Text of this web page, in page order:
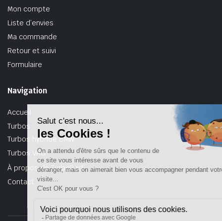
Mon compte
Liste d’envies
Ma commande
Retour et suivi
Formulaire
Navigation
Accueil
Turbos
Turbos hybride BMW
Turbos VAG
À propos de TurboPerf
Contact